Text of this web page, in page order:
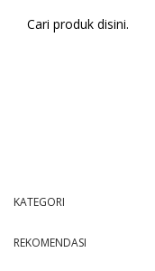
KATEGORI
REKOMENDASI